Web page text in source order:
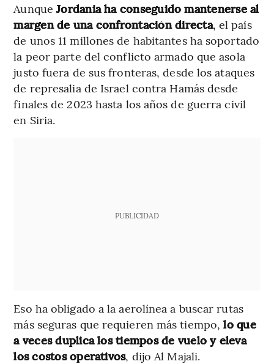
AunqueJordania ha conseguido mantenerse al
margen de una confrontación directa, el país
de unos 11 millones de habitantes ha soportado
la peor parte del conflicto armado que asola
justo fuera de sus fronteras, desde los ataques
de represalia de Israel contra Hamás desde
finales de 2023 hasta los años de guerra civil
en Siria.
PUBLICIDAD
Eso ha obligado a la aerolínea a buscar rutas
más seguras que requieren más tiempo, lo que
a veces duplica los tiempos de vuelo y eleva
los costos operativos, dijo Al Majali.